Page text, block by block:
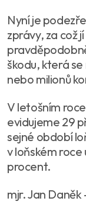
Nyní je
zprávy, za což
škodu, která
nebo milionů
V letošním
evidujeme 29
sejné období
v loňském
procent.
mjr. Jan Daněk